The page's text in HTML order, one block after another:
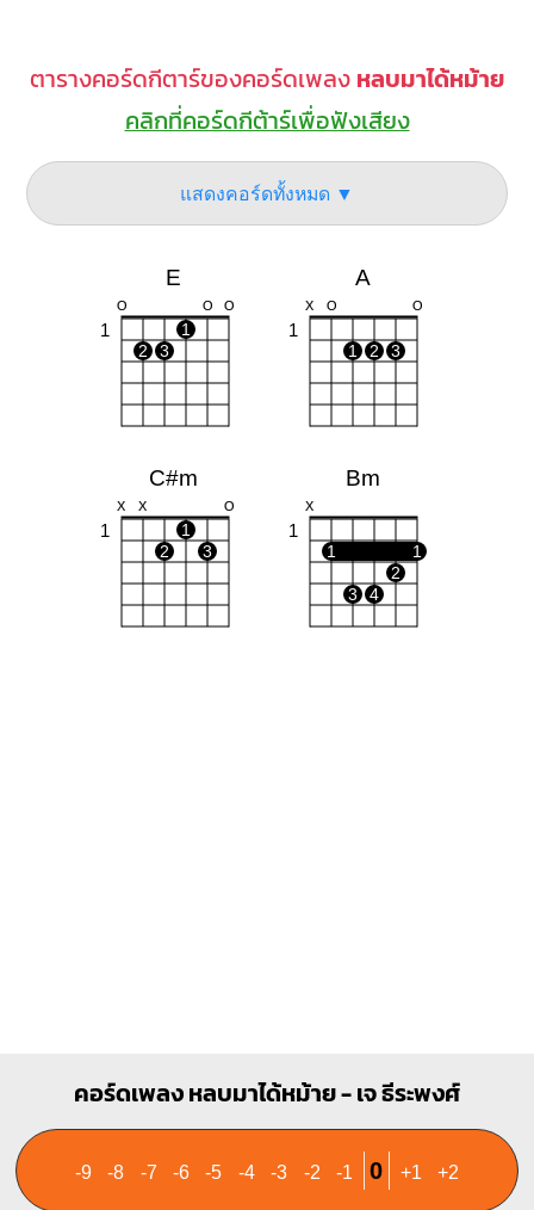
ตารางคอร์ดกีตาร์ของคอร์ดเพลง หลบมาได้หม้าย
คลิกที่คอร์ดกีต้าร์เพื่อฟังเสียง
แสดงคอร์ดทั้งหมด ▼
E
O O O
1
1
2
3
A
X O O
1
1 2 3
C#m
X X O
1
1
2
3
Bm
X
1
1
1
2
3
4
คอร์ดเพลง หลบมาได้หม้าย - เจ ธีระพงศ์
-9 -8 -7 -6 -5 -4 -3 -2 -1 0 +1 +2